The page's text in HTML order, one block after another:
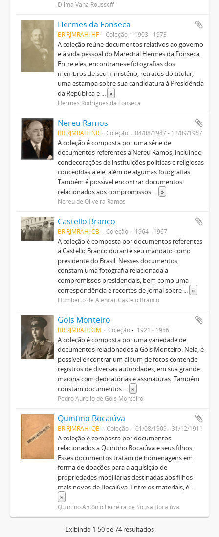
Dilma Vana Rousseff
Hermes da Fonseca
BR RJMRAHI HF Coleção 1903 - 1973
A coleção reúne documentos relativos ao governo
e à vida pessoal do Marechal Hermes da Fonseca.
Entre eles, encontram-se fotografias dos
membros de seu ministério, retratos do titular,
uma estampa sobre sua candidatura à Presidência
da República e ... »
Hermes Rodrigues da Fonseca
Nereu Ramos
BR RJMRAHI NR Coleção 04/08/1947 - 12/09/1957
A coleção é composta por uma série de
documentos referentes a Nereu Ramos, incluindo
condecorações de instituições políticas e religiosas
concedidas a ele, além de algumas fotografias.
Também é possível encontrar documentos
relacionados aos compromissos ... »
Nereu de Oliveira Ramos
Castello Branco
BR RJMRAHI CB Coleção 1964 - 1967
A coleção é composta por documentos referentes
a Castello Branco durante seu mandato como
presidente do Brasil. Nesses documentos,
constam uma fotografia relacionada a
compromissos presidenciais, bem como uma
correspondência e recortes de jornal sobre ... »
Humberto de Alencar Castelo Branco
Góis Monteiro
BR RJMRAHI GM Coleção 1921 - 1956
A coleção é composta por uma variedade de
documentos relacionados a Góis Monteiro. Nela, é
possível encontrar um álbum de fotos contendo
registros de diversas autoridades, em sua grande
maioria com dedicatórias e assinaturas. Também
constam documentos ... »
Pedro Aurélio de Góis Monteiro
Quintino Bocaiúva
BR RJMRAHI QB Coleção 01/08/1909 - 31/12/1911
A coleção é composta por documentos
relacionados a Quintino Bocaiúva e seus filhos.
Esses documentos tratam de homenagens em
forma de doações para a aquisição de
propriedades mobiliárias destinadas aos filhos
mais novos de Bocaiúva. Entre os materiais, é ...
»
Quintino Antônio Ferreira de Sousa Bocaiúva
Exibindo 1-50 de 74 resultados